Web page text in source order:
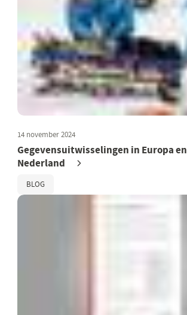
14 november 2024
Gegevensuitwisselingen in Europa en
Nederland
BLOG